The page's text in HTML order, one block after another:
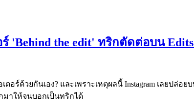
'Behind the edit' ทริกตัดต่อบน
ร์ด้วยกันเอง? และเพราะเหตุผลนี้ Instagram เลยปล่อยบท
มาให้จนบอกเป็นทริกได้